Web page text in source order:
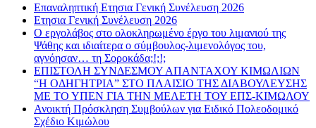
Επαναληπτική Ετησια Γενική Συνέλευση 2026
Ετησια Γενική Συνέλευση 2026
Ο εργολάβος στο ολοκληρωμένο έργο του λιμανιού της
Ψάθης και ιδιαίτερα ο σύμβουλος-λιμενολόγος του,
αγνόησαν… τη Σοροκάδα;!;!;
ΕΠΙΣΤΟΛΗ ΣΥΝΔΕΣΜΟΥ ΑΠΑΝΤΑΧΟΥ ΚΙΜΩΛΙΩΝ
“Η ΟΔΗΓΗΤΡΙΑ” ΣΤΟ ΠΛΑΙΣΙΟ ΤΗΣ ΔΙΑΒΟΥΛΕΥΣΗΣ
ΜΕ ΤΟ ΥΠΕΝ ΓΙΑ ΤΗΝ ΜΕΛΕΤΗ ΤΟΥ ΕΠΣ-ΚΙΜΩΛΟΥ
Ανοικτή Πρόσκληση Συμβούλων για Ειδικό Πολεοδομικό
Σχέδιο Κιμώλου